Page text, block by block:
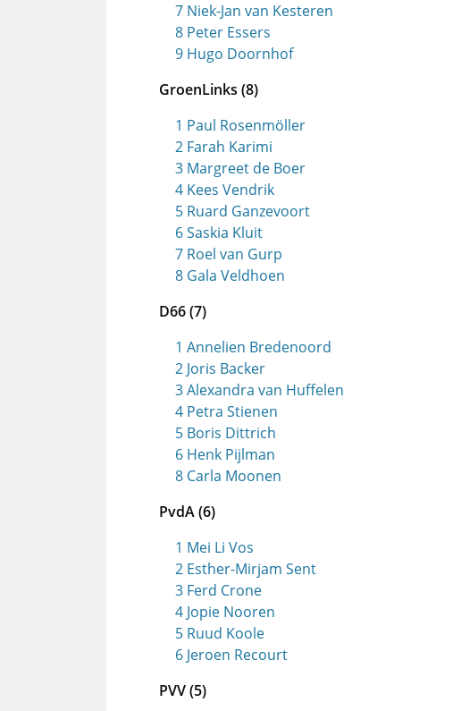
7 Niek-Jan van Kesteren
8 Peter Essers
9 Hugo Doornhof
GroenLinks (8)
1 Paul Rosenmöller
2 Farah Karimi
3 Margreet de Boer
4 Kees Vendrik
5 Ruard Ganzevoort
6 Saskia Kluit
7 Roel van Gurp
8 Gala Veldhoen
D66 (7)
1 Annelien Bredenoord
2 Joris Backer
3 Alexandra van Huffelen
4 Petra Stienen
5 Boris Dittrich
6 Henk Pijlman
8 Carla Moonen
PvdA (6)
1 Mei Li Vos
2 Esther-Mirjam Sent
3 Ferd Crone
4 Jopie Nooren
5 Ruud Koole
6 Jeroen Recourt
PVV (5)